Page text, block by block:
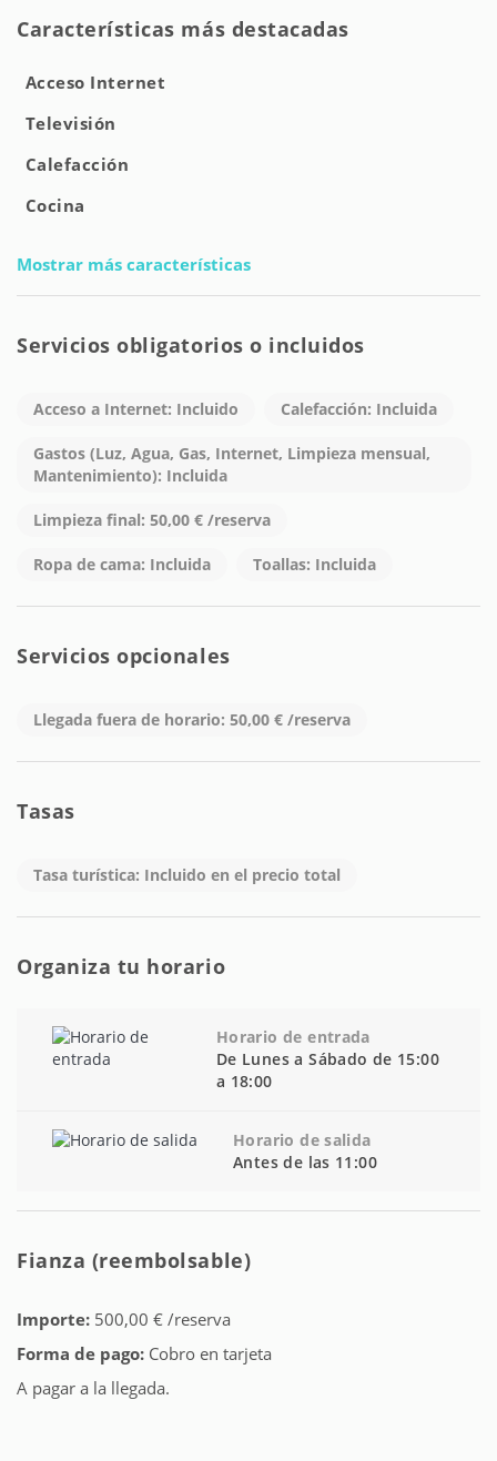
Características más destacadas
Acceso Internet
Televisión
Calefacción
Cocina
Mostrar más características
Servicios obligatorios o incluidos
Acceso a Internet: Incluido Calefacción: Incluida
Gastos (Luz, Agua, Gas, Internet, Limpieza mensual,
Mantenimiento): Incluida
Limpieza final: 50,00 € /reserva
Ropa de cama: Incluida Toallas: Incluida
Servicios opcionales
Llegada fuera de horario: 50,00 € /reserva
Tasas
Tasa turística: Incluido en el precio total
Organiza tu horario
Horario de entrada
De Lunes a Sábado de 15:00
a 18:00
Horario de salida
Antes de las 11:00
Fianza (reembolsable)
Importe: 500,00 € /reserva
Forma de pago: Cobro en tarjeta
A pagar a la llegada.